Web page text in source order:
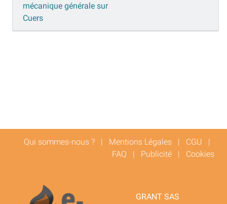
mécanique générale sur
Cuers
Qui sommes-nous ? | Mentions Légales | CGU |
FAQ | Publicité | Cookies
GRANT SAS